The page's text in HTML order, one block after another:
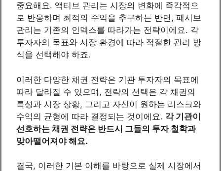
중요해요. 액티브 관리는 시장의 변화에 즉각적으
로 반응하며 최적의 수익을 추구하는 반면, 패시브
관리는 기존의 인덱스를 따라가는 전략이에요. 각
투자자의 목표와 시장 환경에 따라 적절한 관리 방
식을 선택해야 하죠.
이러한 다양한 채권 전략은 기관 투자자의 목표에
따라 달라질 수 있으며, 전략의 선택은 각 채권의
특성과 시장 상황, 그리고 자신이 원하는 리스크와
수익의 균형에 따라 결정되는 것이에요. 각 기관이
선호하는 채권 전략은 반드시 그들의 투자 철학과
맞아떨어져야 해요.
결국, 이러한 기본 이해를 바탕으로 실제 시장에서